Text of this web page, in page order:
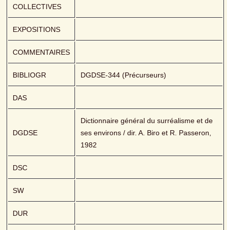
COLLECTIVES
EXPOSITIONS
COMMENTAIRES
BIBLIOGR DGDSE-344 (Précurseurs)
DAS
DGDSE
Dictionnaire général du surréalisme et de
ses environs / dir. A. Biro et R. Passeron,
1982
DSC
SW
DUR